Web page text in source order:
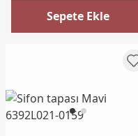
Sepete Ekle